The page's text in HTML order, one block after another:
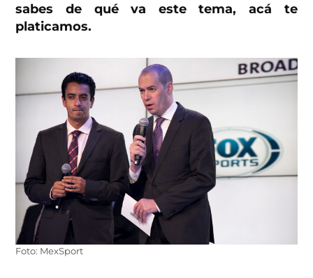
sabes de qué va este tema, acá te
platicamos.
Foto: MexSport